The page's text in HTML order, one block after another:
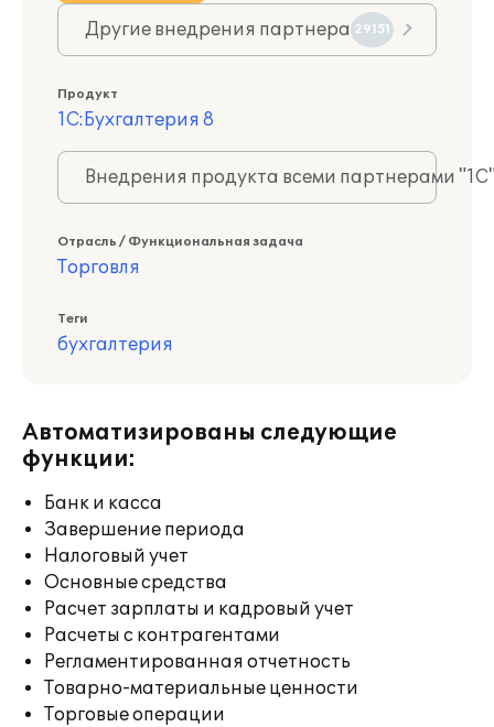
Другие внедрения партнера 29151
Продукт
1С:Бухгалтерия 8
Внедрения продукта всеми партнерами
Отрасль / Функциональная задача
Торговля
Теги
бухгалтерия
Автоматизированы следующие
функции:
Банк и касса
Завершение периода
Налоговый учет
Основные средства
Расчет зарплаты и кадровый учет
Расчеты с контрагентами
Регламентированная отчетность
Товарно-материальные ценности
Торговые операции